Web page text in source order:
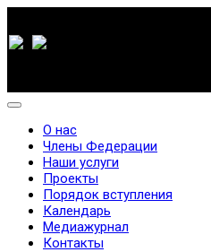
О нас
Члены Федерации
Наши услуги
Проекты
Порядок вступления
Календарь
Медиажурнал
Контакты